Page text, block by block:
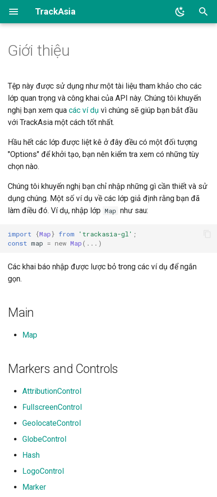
TrackAsia
n
t
i
a
i
z
i
n
s
a
c
Markers and Controls
Geography and Geometry
Handlers
Sources
Event Related
Giới thiệu
Tệp này được sử dụng như một tài liệu tham khảo cho các
lớp quan trọng và công khai của API này. Chúng tôi khuyến
nghị bạn xem qua các ví dụ vì chúng sẽ giúp bạn bắt đầu
với TrackAsia một cách tốt nhất.
Hầu hết các lớp được liệt kê ở đây đều có một đối tượng
"Options" để khởi tạo, bạn nên kiểm tra xem có những tùy
chọn nào.
Chúng tôi khuyến nghị bạn chỉ nhập những gì cần thiết và sử
dụng chúng. Một số ví dụ về các lớp giả định rằng bạn đã
làm điều đó. Ví dụ, nhập lớp Map như sau:
import {Map} from 'trackasia-gl' ;
const map = new Map(...)
Các khai báo nhập được lược bỏ trong các ví dụ để ngắn
gọn.
Main
Map
Markers and Controls
AttributionControl
FullscreenControl
GeolocateControl
GlobeControl
Hash
LogoControl
Marker